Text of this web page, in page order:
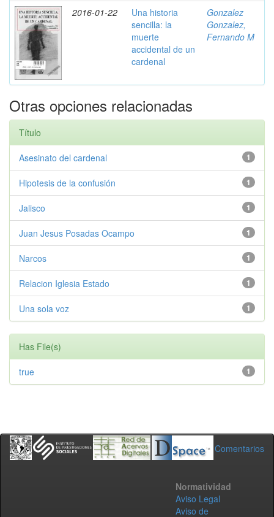
2016-01-22
Una historia
sencilla: la
muerte
accidental de un
cardenal
Gonzalez
Gonzalez,
Fernando M
Otras opciones relacionadas
Título
1
Asesinato del cardenal
1
Hipotesis de la confusión
1
Jalisco
1
Juan Jesus Posadas Ocampo
1
Narcos
1
Relacion Iglesia Estado
1
Una sola voz
Has File(s)
1
true
Comentarios
Normatividad
Aviso Legal
Aviso de